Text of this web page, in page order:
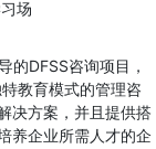
场
的DFSS咨询项目，
教育模式的管理咨
决方案，并且提供搭
养企业所需人才的企